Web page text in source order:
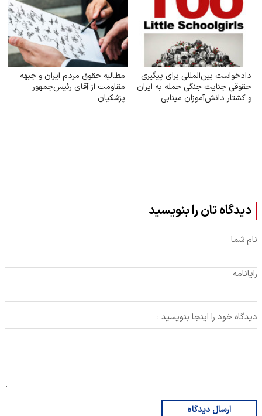
دادخواست بین‌المللی برای پیگیری
حقوقی جنایت جنگی حمله به ایران
و کشتار دانش‌آموزان مینابی
مطالبه حقوق مردم ایران و جبهه
مقاومت از آقای رئیس‌جمهور
پزشکیان
دیدگاه تان را بنویسید
نام شما
رایانامه
دیدگاه خود را اینجا بنویسید :
ارسال دیدگاه